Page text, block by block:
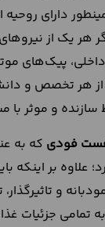
دارای روحیه
هر یک از
پیک‌های
هر تخصص و
سازنده و موثر
فست فودی که به
علاوه بر اینکه
و
تمامی جزئیات